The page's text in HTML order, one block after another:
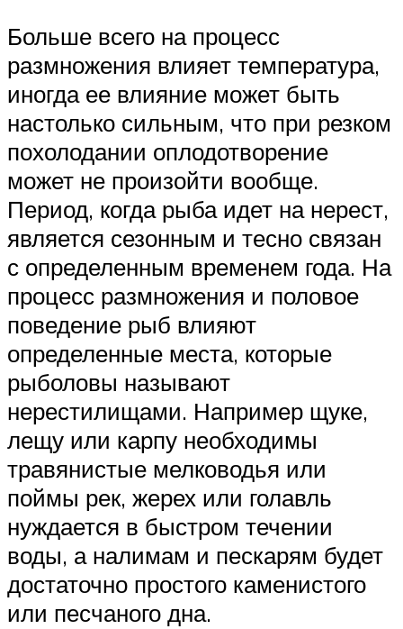
Больше всего на процесс
размножения влияет температура,
иногда ее влияние может быть
настолько сильным, что при резком
похолодании оплодотворение
может не произойти вообще.
Период, когда рыба идет на нерест,
является сезонным и тесно связан
с определенным временем года. На
процесс размножения и половое
поведение рыб влияют
определенные места, которые
рыболовы называют
нерестилищами. Например щуке,
лещу или карпу необходимы
травянистые мелководья или
поймы рек, жерех или голавль
нуждается в быстром течении
воды, а налимам и пескарям будет
достаточно простого каменистого
или песчаного дна.